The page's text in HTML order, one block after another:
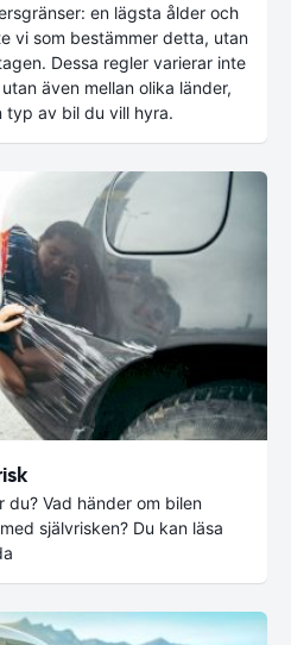
en lägsta ålder och
vi som bestämmer detta, utan
Dessa regler varierar inte
även mellan olika länder,
typ av bil du vill hyra.
Vad händer om bilen
självrisken? Du kan läsa